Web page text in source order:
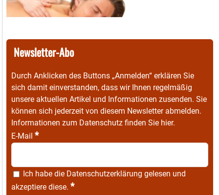
Newsletter-Abo
Durch Anklicken des Buttons „Anmelden“ erklären Sie
sich damit einverstanden, dass wir Ihnen regelmäßig
unsere aktuellen Artikel und Informationen zusenden. Sie
können sich jederzeit von diesem Newsletter abmelden.
Informationen zum Datenschutz finden Sie hier.
E-Mail *
Ich habe die Datenschutzerklärung gelesen und
akzeptiere diese. *